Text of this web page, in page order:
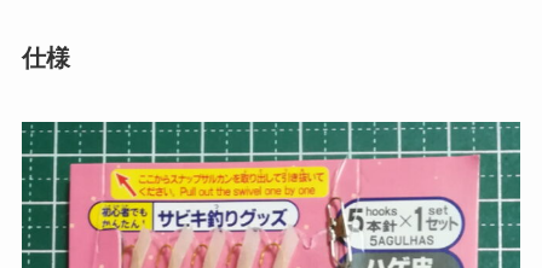
仕様